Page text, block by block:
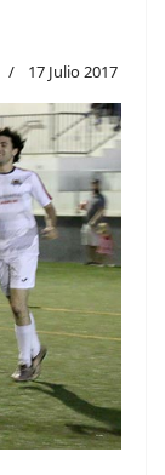
17 Julio 2017